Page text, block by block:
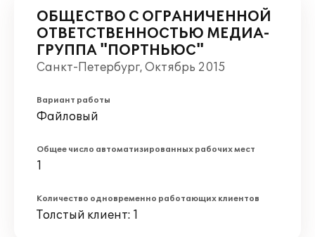
ОБЩЕСТВО С ОГРАНИЧЕННОЙ
ОТВЕТСТВЕННОСТЬЮ МЕДИА-
ГРУППА "ПОРТНЬЮС"
Санкт-Петербург, Октябрь 2015
Вариант работы
Файловый
Общее число автоматизированных рабочих мест
1
Количество одновременно работающих клиентов
Толстый клиент: 1